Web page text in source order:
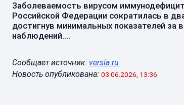
Заболеваемость вирусом
Российской Федерации сократилась в
достигнув минимальных показателей за
наблюдений....
Сообщает источник: versia.ru
Новость опубликована: 03.06.2026, 13:36